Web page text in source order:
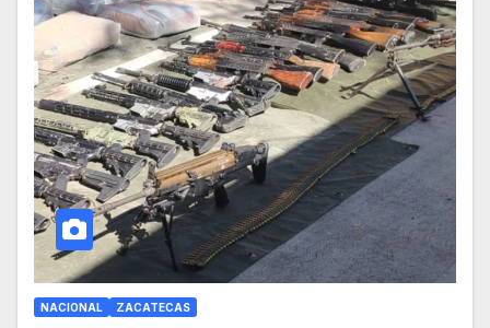
NACIONAL ZACATECAS